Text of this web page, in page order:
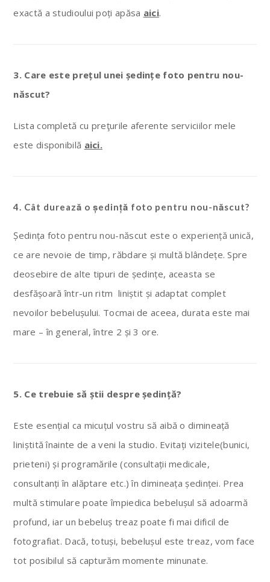
exactă a studioului poți apăsa aici.
3. Care este prețul unei ședințe foto pentru nou-
născut?
Lista completă cu preţurile aferente serviciilor mele
este disponibilă aici.
4. Cât durează o ședință foto pentru nou-născut?
Ședința foto pentru nou-născut este o experiență unică,
ce are nevoie de timp, răbdare și multă blândețe. Spre
deosebire de alte tipuri de ședințe, aceasta se
desfășoară într-un ritm liniștit și adaptat complet
nevoilor bebelușului. Tocmai de aceea, durata este mai
mare – în general, între 2 și 3 ore.
5. Ce trebuie să știi despre ședință?
Este esențial ca micuțul vostru să aibă o dimineață
liniștită înainte de a veni la studio. Evitați vizitele(bunici,
prieteni) și programările (consultații medicale,
consultanți în alăptare etc.) în dimineața ședinței. Prea
multă stimulare poate împiedica bebelușul să adoarmă
profund, iar un bebeluș treaz poate fi mai dificil de
fotografiat. Dacă, totuși, bebelușul este treaz, vom face
tot posibilul să capturăm momente minunate.